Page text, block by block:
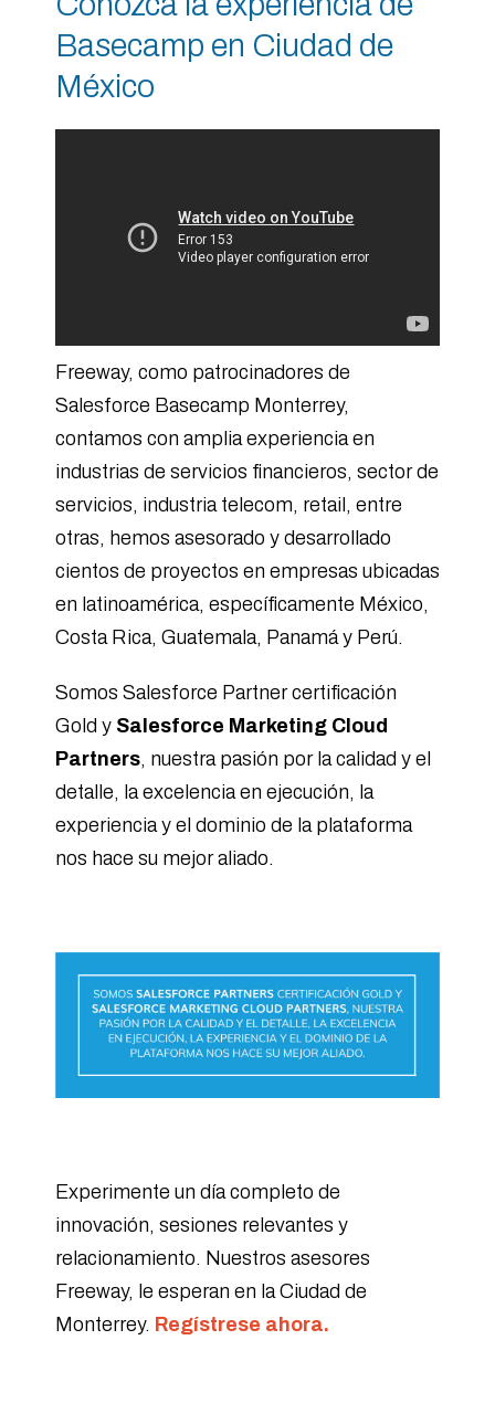
Basecamp en Ciudad de
México
Freeway, como patrocinadores de
Salesforce Basecamp Monterrey,
contamos con amplia experiencia en
industrias de servicios financieros, sector de
servicios, industria telecom, retail, entre
otras, hemos asesorado y desarrollado
cientos de proyectos en empresas ubicadas
en latinoamérica, específicamente México,
Costa Rica, Guatemala, Panamá y Perú.
Somos Salesforce Partner certificación
Gold y Salesforce Marketing Cloud
Partners, nuestra pasión por la calidad y el
detalle, la excelencia en ejecución, la
experiencia y el dominio de la plataforma
nos hace su mejor aliado.
Experimente un día completo de
innovación, sesiones relevantes y
relacionamiento. Nuestros asesores
Freeway, le esperan en la Ciudad de
Monterrey. Regístrese ahora.